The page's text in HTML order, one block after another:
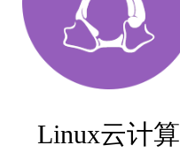
Linux云计算